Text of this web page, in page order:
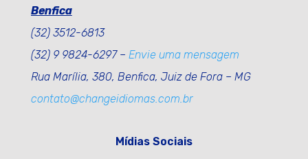
Benfica
(32) 3512-6813
(32) 9 9824-6297 – Envie uma mensagem
Rua Marília, 380, Benfica, Juiz de Fora – MG
contato@changeidiomas.com.br
Mídias Sociais